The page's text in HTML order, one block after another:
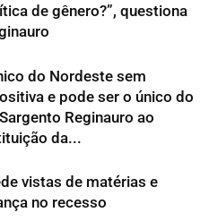
de gênero?”, questiona
do Nordeste sem
e pode ser o único do
Reginauro ao
da...
vistas de matérias e
no recesso